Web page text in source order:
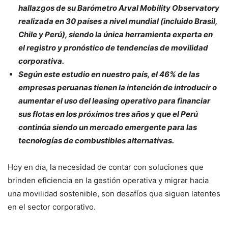
hallazgos de su Barómetro Arval Mobility Observatory
realizada en 30 países a nivel mundial (incluido Brasil,
Chile y Perú), siendo la única herramienta experta en
el registro y pronóstico de tendencias de movilidad
corporativa.
Según este estudio en nuestro país, el 46% de las
empresas peruanas tienen la intención de introducir o
aumentar el uso del leasing operativo para financiar
sus flotas en los próximos tres años y que el Perú
continúa siendo un mercado emergente para las
tecnologías de combustibles alternativas.
Hoy en día, la necesidad de contar con soluciones que
brinden eficiencia en la gestión operativa y migrar hacia
una movilidad sostenible, son desafíos que siguen latentes
en el sector corporativo.